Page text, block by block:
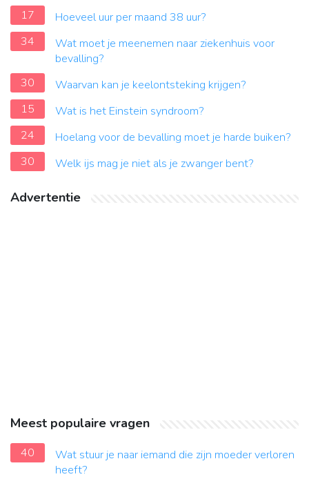
17
Hoeveel uur per maand 38 uur?
34
Wat moet je meenemen naar ziekenhuis voor
bevalling?
30
Waarvan kan je keelontsteking krijgen?
15
Wat is het Einstein syndroom?
24
Hoelang voor de bevalling moet je harde buiken?
30
Welk ijs mag je niet als je zwanger bent?
Advertentie
Meest populaire vragen
40
Wat stuur je naar iemand die zijn moeder verloren
heeft?